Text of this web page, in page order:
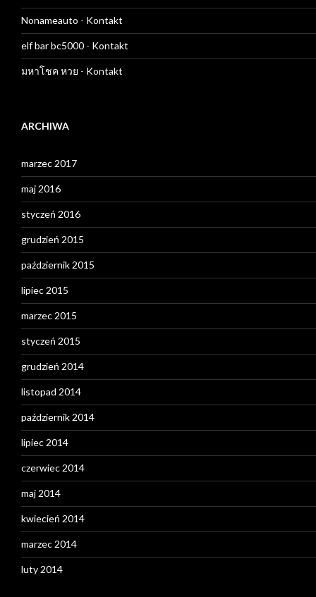
Nonameauto - Kontakt
elf bar bc5000 - Kontakt
มหาโชค หวย - Kontakt
ARCHIWA
marzec 2017
maj 2016
styczeń 2016
grudzień 2015
październik 2015
lipiec 2015
marzec 2015
styczeń 2015
grudzień 2014
listopad 2014
październik 2014
lipiec 2014
czerwiec 2014
maj 2014
kwiecień 2014
marzec 2014
luty 2014